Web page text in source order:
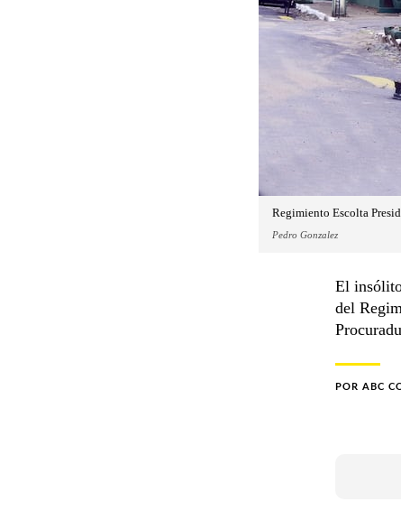
Regimiento Escolta
Pedro Gonzalez
El
del
POR ABC